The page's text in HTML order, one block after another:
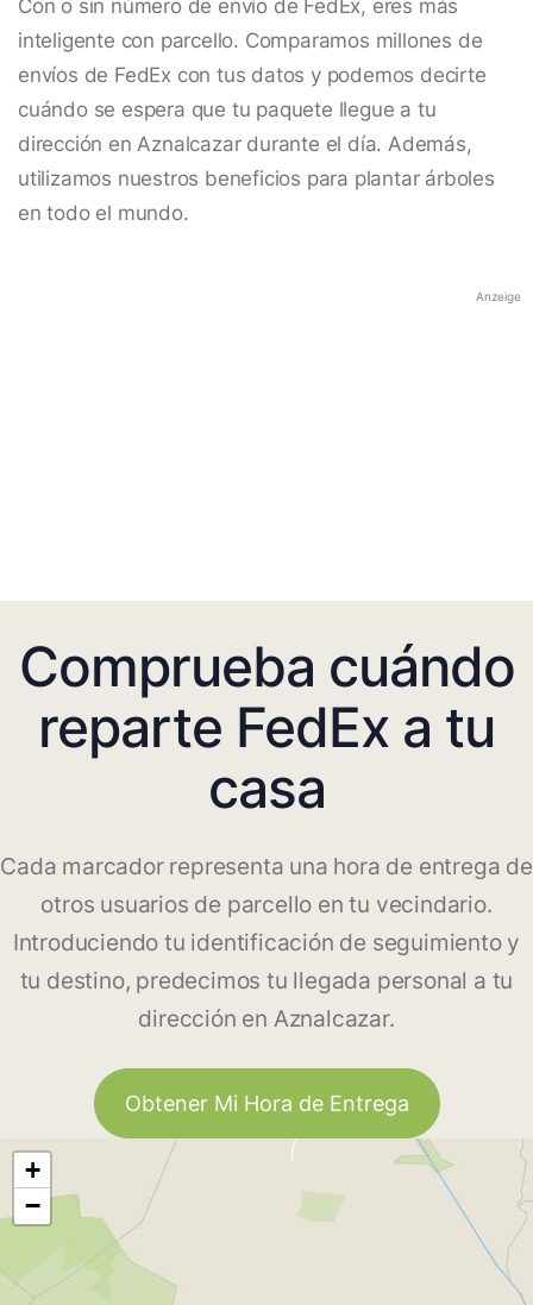
Con o sin número de envío de FedEx, eres más
inteligente con parcello. Comparamos millones de
envíos de FedEx con tus datos y podemos decirte
cuándo se espera que tu paquete llegue a tu
dirección en Aznalcazar durante el día. Además,
utilizamos nuestros beneficios para plantar árboles
en todo el mundo.
Anzeige
Comprueba cuándo
reparte FedEx a tu
casa
Cada marcador representa una hora de entrega de
otros usuarios de parcello en tu vecindario.
Introduciendo tu identificación de seguimiento y
tu destino, predecimos tu llegada personal a tu
dirección en Aznalcazar.
Obtener Mi Hora de Entrega
+
−